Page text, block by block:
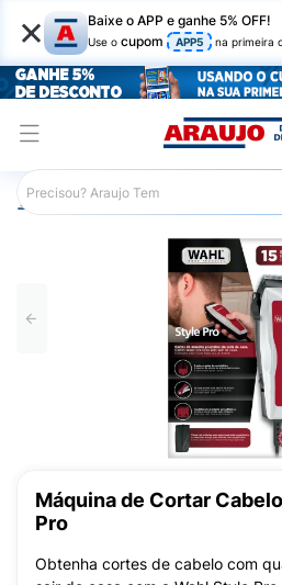
× Baixe o APP e ganhe 5% OFF!
Use o cupom APP5 na primeira
Araujo Cabelo
Máquina de Cortar
Pro
Obtenha cortes de cabelo com